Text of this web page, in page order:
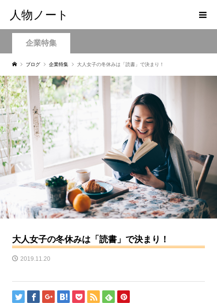
人物ノート
企業特集
ブログ 企業特集 大人女子の冬休みは「読書」で決まり！
大人女子の冬休みは「読書」で決まり！
2019.11.20